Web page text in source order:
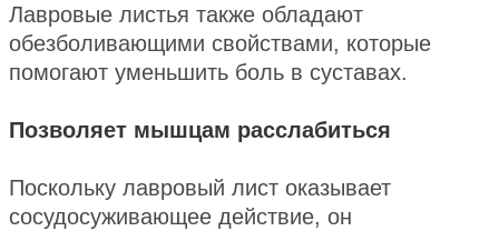
Лавровые листья также обладают
обезболивающими свойствами, которые
помогают уменьшить боль в суставах.
Позволяет мышцам расслабиться
Поскольку лавровый лист оказывает
сосудосуживающее действие, он